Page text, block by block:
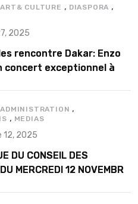
ART& CULTURE , DIASPORA ,
2025
rencontre Dakar: Enzo
concert exceptionnel à
ADMINISTRATION ,
, MEDIAS
12, 2025
DU CONSEIL DES
MERCREDI 12 NOVEMBRE